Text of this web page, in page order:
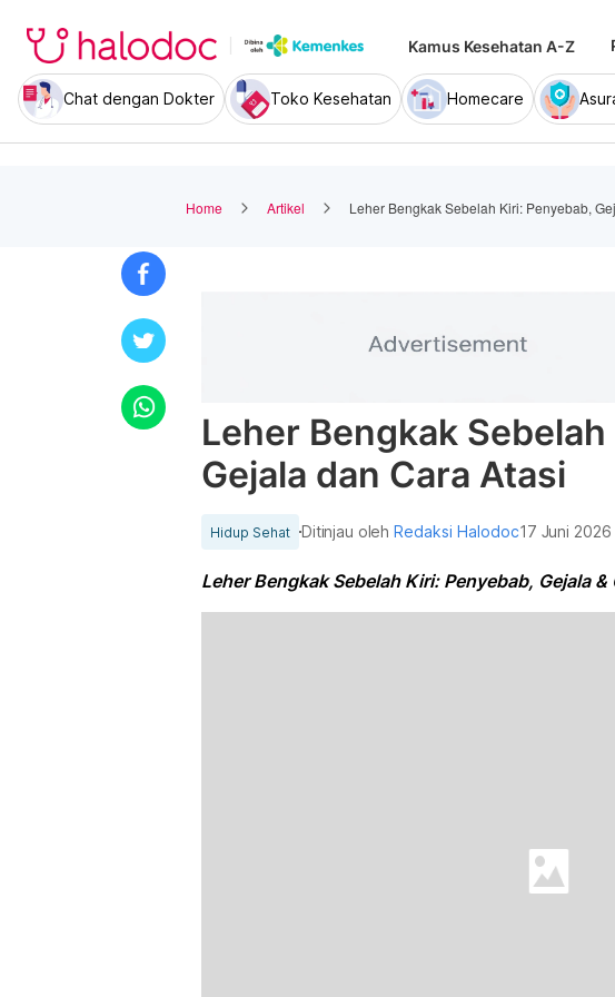
Kamus Kesehatan A-Z
Chat dengan Dokter Toko Kesehatan Homecare
Home Artikel Leher Bengkak Sebelah Kiri: Penyebab,
Leher Bengkak
Gejala dan Cara Atasi
Hidup Sehat Ditinjau olehRedaksi Halodoc17 Juni 2026
Leher Bengkak Sebelah Kiri: Penyebab, Gejala &